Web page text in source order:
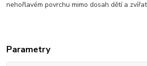
nehořlavém povrchu mimo dosah dětí a
Parametry